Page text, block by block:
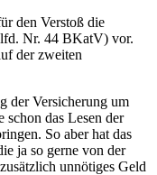
den Verstoß die
Nr. 44 BKatV) vor.
der zweiten
der Versicherung um
das Lesen der
So aber hat das
ja so gerne von der
unnötiges Geld